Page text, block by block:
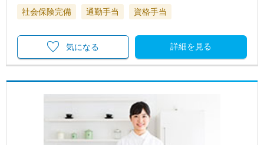
社会保険完備 通勤手当 資格手当
詳細を見る
気になる